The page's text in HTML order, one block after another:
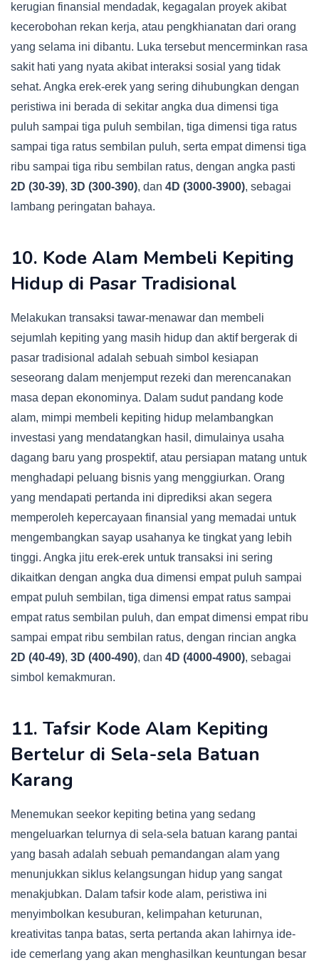
kerugian finansial mendadak, kegagalan proyek akibat
kecerobohan rekan kerja, atau pengkhianatan dari orang
yang selama ini dibantu. Luka tersebut mencerminkan rasa
sakit hati yang nyata akibat interaksi sosial yang tidak
sehat. Angka erek-erek yang sering dihubungkan dengan
peristiwa ini berada di sekitar angka dua dimensi tiga
puluh sampai tiga puluh sembilan, tiga dimensi tiga ratus
sampai tiga ratus sembilan puluh, serta empat dimensi tiga
ribu sampai tiga ribu sembilan ratus, dengan angka pasti
2D (30-39), 3D (300-390), dan 4D (3000-3900), sebagai
lambang peringatan bahaya.
10. Kode Alam Membeli Kepiting
Hidup di Pasar Tradisional
Melakukan transaksi tawar-menawar dan membeli
sejumlah kepiting yang masih hidup dan aktif bergerak di
pasar tradisional adalah sebuah simbol kesiapan
seseorang dalam menjemput rezeki dan merencanakan
masa depan ekonominya. Dalam sudut pandang kode
alam, mimpi membeli kepiting hidup melambangkan
investasi yang mendatangkan hasil, dimulainya usaha
dagang baru yang prospektif, atau persiapan matang untuk
menghadapi peluang bisnis yang menggiurkan. Orang
yang mendapati pertanda ini diprediksi akan segera
memperoleh kepercayaan finansial yang memadai untuk
mengembangkan sayap usahanya ke tingkat yang lebih
tinggi. Angka jitu erek-erek untuk transaksi ini sering
dikaitkan dengan angka dua dimensi empat puluh sampai
empat puluh sembilan, tiga dimensi empat ratus sampai
empat ratus sembilan puluh, dan empat dimensi empat ribu
sampai empat ribu sembilan ratus, dengan rincian angka
2D (40-49), 3D (400-490), dan 4D (4000-4900), sebagai
simbol kemakmuran.
11. Tafsir Kode Alam Kepiting
Bertelur di Sela-sela Batuan
Karang
Menemukan seekor kepiting betina yang sedang
mengeluarkan telurnya di sela-sela batuan karang pantai
yang basah adalah sebuah pemandangan alam yang
menunjukkan siklus kelangsungan hidup yang sangat
menakjubkan. Dalam tafsir kode alam, peristiwa ini
menyimbolkan kesuburan, kelimpahan keturunan,
kreativitas tanpa batas, serta pertanda akan lahirnya ide-
ide cemerlang yang akan menghasilkan keuntungan besar